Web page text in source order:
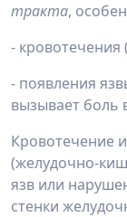
тракта,
- кровотечения
- появления
вызывает боль
Кровотечение
(желудочно-
язв или
стенки